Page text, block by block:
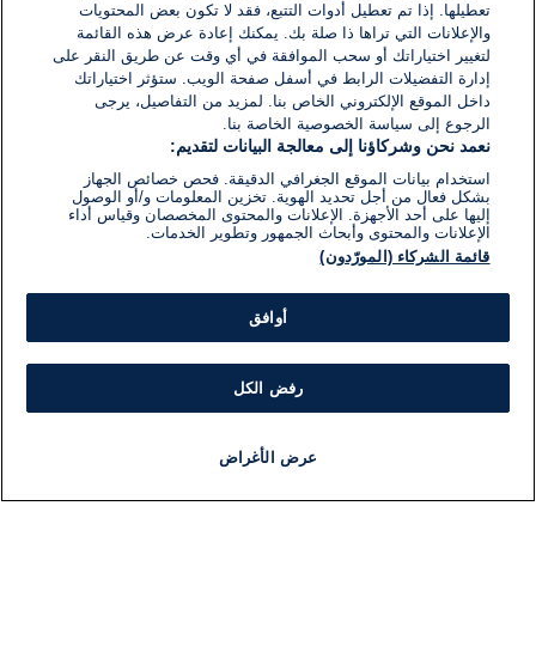
تعطيلها. إذا تم تعطيل أدوات التتبع، فقد لا تكون بعض المحتويات
والإعلانات التي تراها ذا صلة بك. يمكنك إعادة عرض هذه القائمة
لتغيير اختياراتك أو سحب الموافقة في أي وقت عن طريق النقر على
إدارة التفضيلات الرابط في أسفل صفحة الويب. ستؤثر اختياراتك
داخل الموقع الإلكتروني الخاص بنا. لمزيد من التفاصيل، يرجى
الرجوع إلى سياسة الخصوصية الخاصة بنا.
نعمد نحن وشركاؤنا إلى معالجة البيانات لتقديم:
استخدام بيانات الموقع الجغرافي الدقيقة. فحص خصائص الجهاز
بشكل فعال من أجل تحديد الهوية. تخزين المعلومات و/أو الوصول
إليها على أحد الأجهزة. الإعلانات والمحتوى المخصصان وقياس أداء
الإعلانات والمحتوى وأبحاث الجمهور وتطوير الخدمات.
قائمة الشركاء (المورّدون)
أوافق
رفض الكل
عرض الأغراض